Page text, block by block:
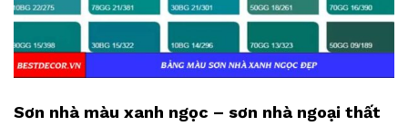
Sơn nhà màu xanh ngọc – sơn nhà ngoại thất